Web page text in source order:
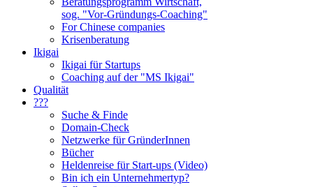
sog. "Vor-Gründungs-Coaching"
For Chinese companies
Krisenberatung
Ikigai
Ikigai für Startups
Coaching auf der "MS Ikigai"
Qualität
???
Suche & Finde
Domain-Check
Netzwerke für GründerInnen
Bücher
Heldenreise für Start-ups (Video)
Bin ich ein Unternehmertyp?